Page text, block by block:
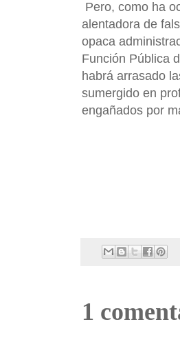
Pero, como ha
alentadora de
opaca
Función Pública
habrá arrasado
sumergido en
engañados por
1